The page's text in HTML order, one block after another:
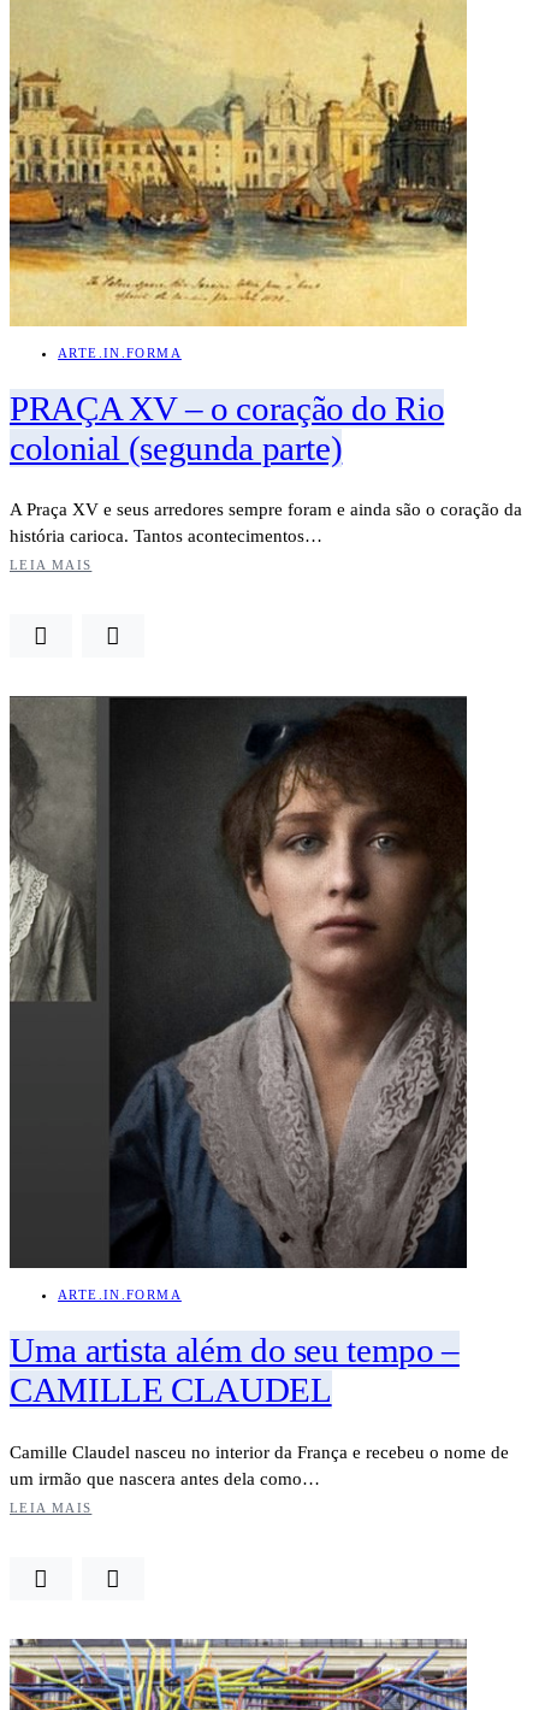
ARTE.IN.FORMA
PRAÇA XV – o coração do Rio
colonial (segunda parte)
A Praça XV e seus arredores sempre foram e ainda são o coração da
história carioca. Tantos acontecimentos…
LEIA MAIS
ARTE.IN.FORMA
Uma artista além do seu tempo –
CAMILLE CLAUDEL
Camille Claudel nasceu no interior da França e recebeu o nome de
um irmão que nascera antes dela como…
LEIA MAIS